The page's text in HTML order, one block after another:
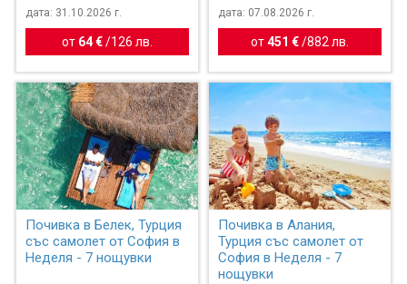
дата: 31.10.2026 г.
от 64 € / 126 лв.
дата: 07.08.2026 г.
от451 €/882 лв.
Почивка в Белек, Турция
със самолет от София в
Неделя - 7 нощувки
Почивка в Алания,
Турция със самолет от
София в Неделя - 7
нощувки